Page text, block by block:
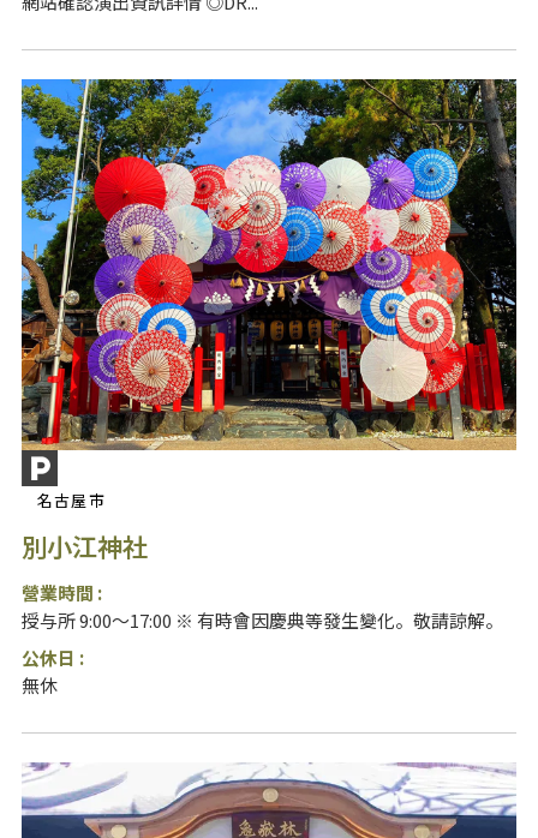
名古屋市
別小江神社
營業時間 :
授与所 9:00～17:00 ※ 有時會因慶典等發生變化。敬請諒解。
公休日 :
無休